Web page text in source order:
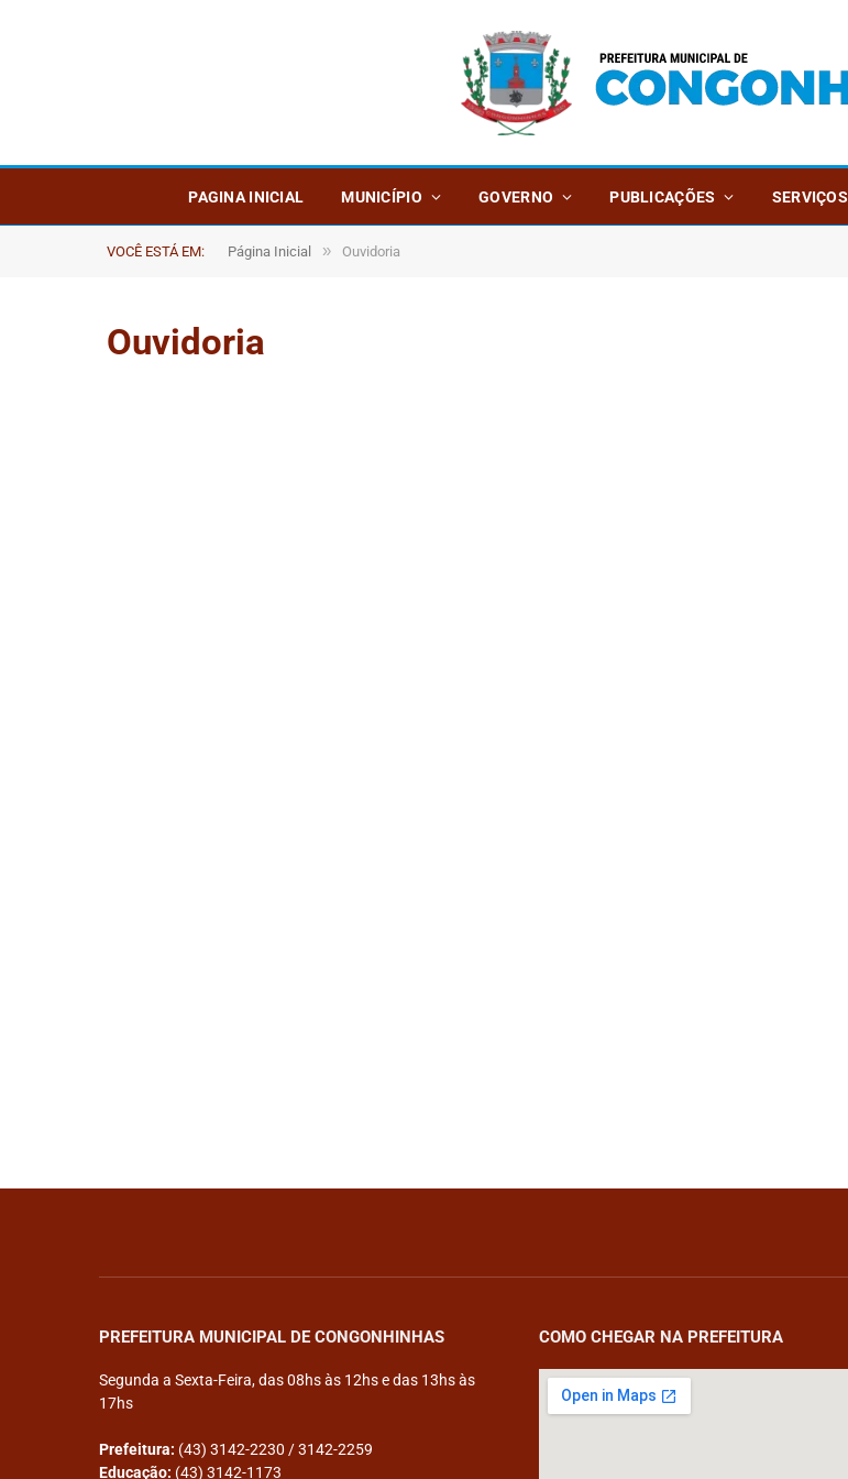
PAGINA INICIAL MUNICÍPIO GOVERNO PUBLICAÇÕES SERVIÇOS
VOCÊ ESTÁ EM: Página Inicial » Ouvidoria
Ouvidoria
PREFEITURA MUNICIPAL DE CONGONHINHAS
Segunda a Sexta-Feira, das 08hs às 12hs e das 13hs às
17hs
Prefeitura: (43) 3142-2230 / 3142-2259
Educação: (43) 3142-1173
COMO CHEGAR NA PREFEITURA